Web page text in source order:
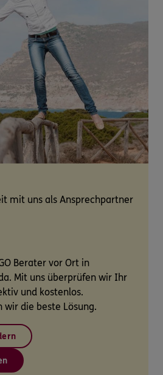
mit uns als Ansprechpartner
Berater vor Ort in
Mit uns überprüfen wir Ihr
und kostenlos.
wir die beste Lösung.